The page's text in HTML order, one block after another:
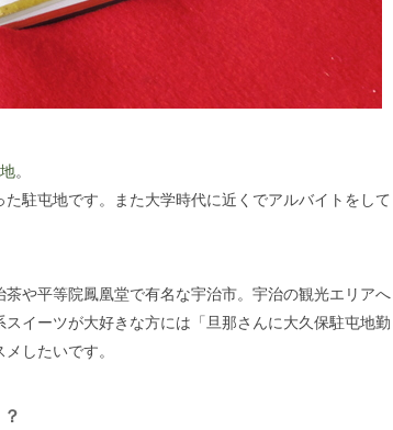
。
駐屯地です。また大学時代に近くでアルバイトをして
や平等院鳳凰堂で有名な宇治市。宇治の観光エリアへ
イーツが大好きな方には「旦那さんに大久保駐屯地勤
したいです。